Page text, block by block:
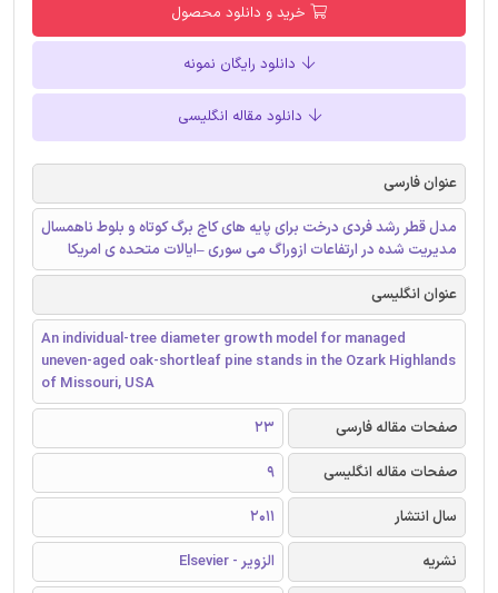
خرید و دانلود محصول
دانلود رایگان نمونه
دانلود مقاله انگلیسی
عنوان فارسی
مدل قطر رشد فردی درخت برای پایه های کاج برگ کوتاه و بلوط ناهمسال
مدیریت شده در ارتفاعات ازوراگ می سوری –ایالات متحده ی امریکا
عنوان انگلیسی
An individual-tree diameter growth model for managed
uneven-aged oak-shortleaf pine stands in the Ozark Highlands
of Missouri, USA
صفحات مقاله فارسی
23
صفحات مقاله انگلیسی
9
سال انتشار
2011
نشریه
الزویر - Elsevier